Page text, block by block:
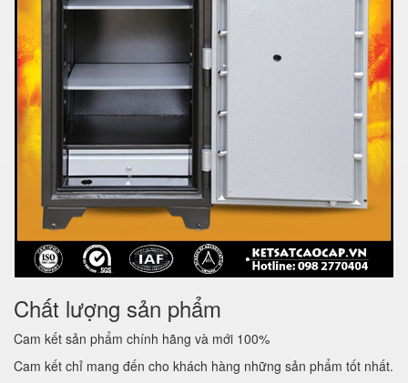
Chất lượng sản phẩm
Cam kết sản phẩm chính hãng và mới 100%
Cam kết chỉ mang đến cho khách hàng những sản phẩm tốt nhất.